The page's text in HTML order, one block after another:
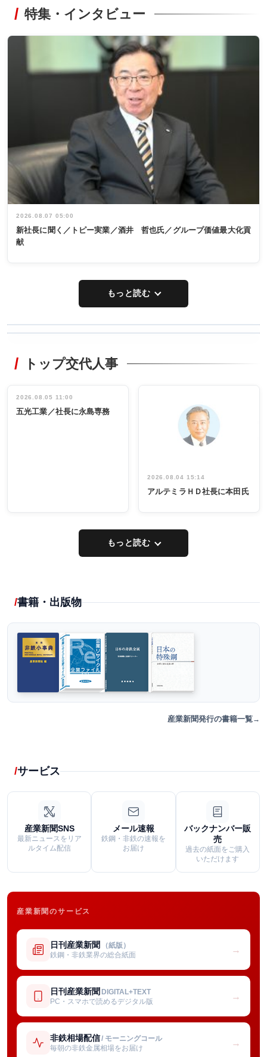
特集・インタビュー
2026.08.07 05:00
新社長に聞く／トピー実業／酒井 哲也氏／グループ価値最大化貢
献
もっと読む
非鉄業界で
インタビュ
ー／社内ア
タックトレー
祝う 業界関
係者ら220人
出席
トップ交代人事
2026.08.05 11:00
五光工業／社長に永島専務
2026.08.04 15:14
アルテミラＨＤ社長に本田氏
もっと読む
書籍・出版物
産業新聞発行の書籍一覧
サービス
産業新聞SNS
最新ニュースをリア
ルタイム配信
メール速報
鉄鋼・非鉄の速報を
お届け
バックナンバー販
売
過去の紙面をご購入
いただけます
産業新聞のサービス
日刊産業新聞 （紙版）
鉄鋼・非鉄業界の総合紙面
→
日刊産業新聞 DIGITAL+TEXT
PC・スマホで読めるデジタル版
→
非鉄相場配信/ モーニングコール
毎朝の非鉄金属相場をお届け
→